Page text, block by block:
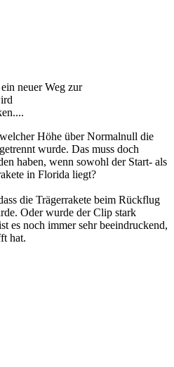
neuer Weg zur
Höhe über Normalnull die
wurde. Das muss doch
haben, wenn sowohl der Start- als
in Florida liegt?
die Trägerrakete beim Rückflug
Oder wurde der Clip stark
es noch immer sehr beeindruckend,
hat.